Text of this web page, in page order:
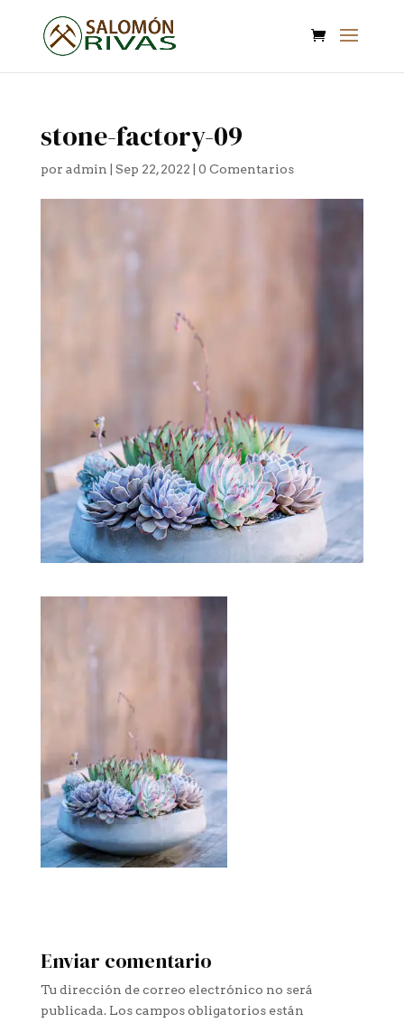
stone-factory-09
por admin Sep 22, 2022 0 Comentarios
Enviar comentario
Tu dirección de correo electrónico no será
publicada. Los campos obligatorios están